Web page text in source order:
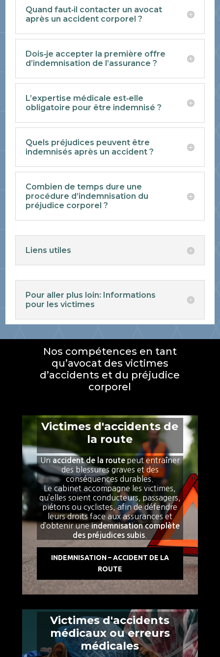
Quand faut‑il contacter un avocat
après un accident corporel ?
Dois‑je accepter la première offre
d’indemnisation de l’assurance ?
L’expertise médicale est‑elle
obligatoire pour être indemnisé ?
Quels préjudices peuvent être
indemnisés après un accident ?
Combien de temps dure une
procédure d’indemnisation du
préjudice corporel ?
Liens utiles
Pour aller plus loin: Informations
pour les victimes
Nos compétences en tant
qu’avocat des victimes
d’accidents et du préjudice
corporel
Victimes d'accidents de
la route
Un accident de la routepeut entraîner
des blessures graves et des
conséquences durables.
Le cabinet accompagne les victimes,
qu’elles soient conducteurs, passagers,
piétons ou cyclistes, afin de défendre
leurs droits face aux assurances et
d’obtenir uneindemnisation complète
des préjudices subis.
INDEMNISATION – ACCIDENT DE LA
ROUTE
Victimes d'accidents
médicaux ou erreurs
médicales